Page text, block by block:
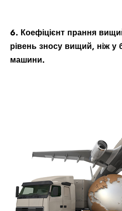
6. Коефіцієнт прання
рівень зносу вищий, ніж у
машини.